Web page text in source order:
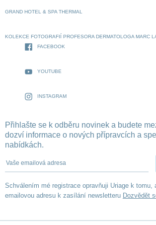
GRAND HOTEL & SPA THERMAL
KOLEKCE FOTOGRAFIÍ PROFESORA DERMATOLOGA MARC
FACEBOOK
YOUTUBE
INSTAGRAM
Přihlašte se k odběru novinek a budete
dozví informace o nových přípravcích a
nabídkách.
Vaše emailová adresa
Schválením mé registrace opravňuji Uriage k tomu,
emailovou adresu k zasílání newsletteru Dozvědět